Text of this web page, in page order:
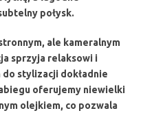
połysk.
ale kameralnym
sprzyja relaksowi i
stylizacji dokładnie
oferujemy niewielki
olejkiem, co pozwala